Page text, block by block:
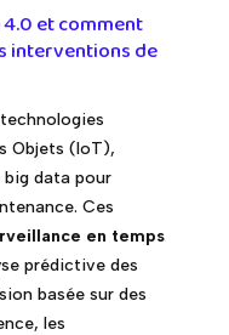
et comment
interventions de
Objets (IoT),
data pour
Ces
en temps
prédictive des
basée sur des
les